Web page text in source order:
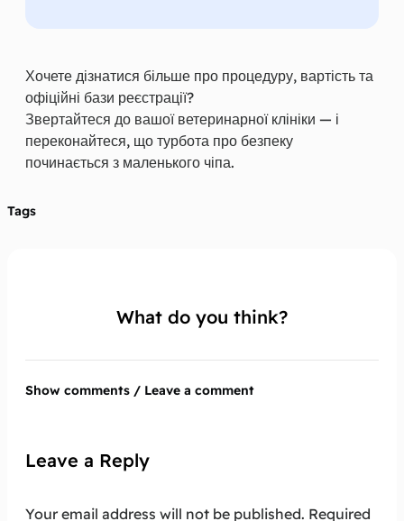
Хочете дізнатися більше про процедуру, вартість та
офіційні бази реєстрації?
Звертайтеся до вашої ветеринарної клініки — і
переконайтеся, що турбота про безпеку
починається з маленького чіпа.
Tags
What do you think?
Show comments / Leave a comment
Leave a Reply
Your email address will not be published. Required